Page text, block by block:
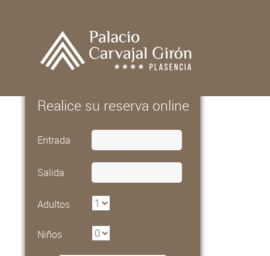
Realice su reserva online
Entrada
Salida
Adultos
Niños